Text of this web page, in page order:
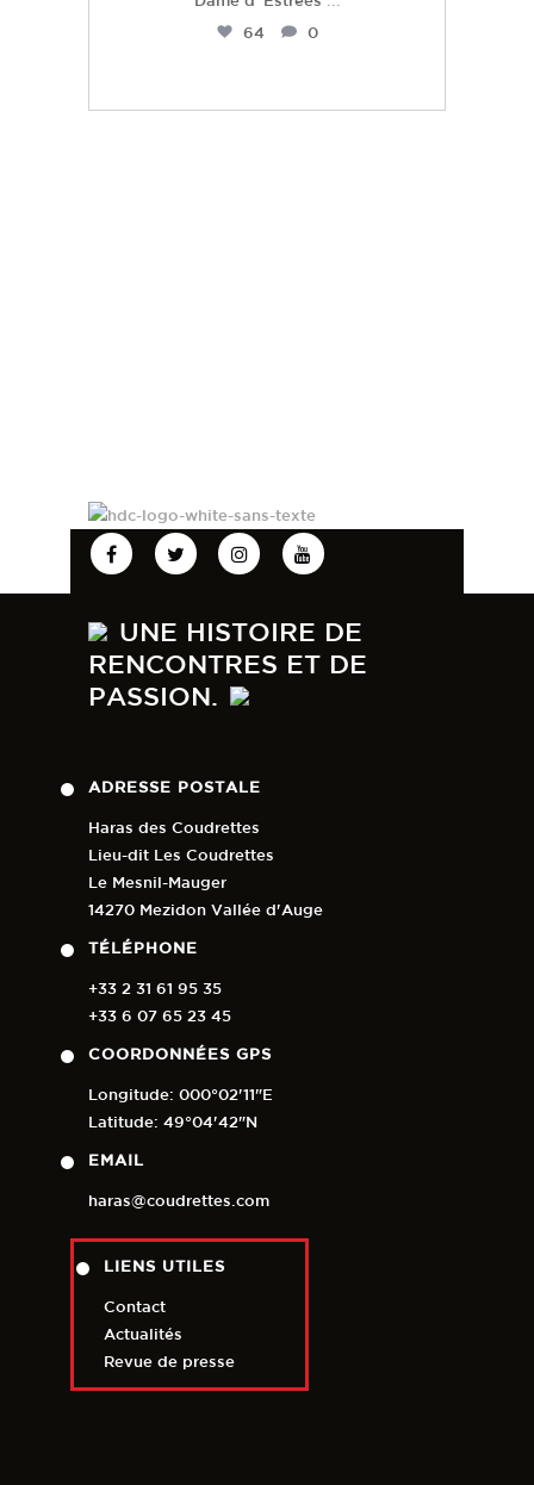
64
0
UNE HISTOIRE DE
RENCONTRES ET DE
PASSION.
ADRESSE POSTALE
Haras des Coudrettes
Lieu-dit Les Coudrettes
Le Mesnil-Mauger
14270 Mezidon Vallée d'Auge
TÉLÉPHONE
+33 2 31 61 95 35
+33 6 07 65 23 45
COORDONNÉES GPS
Longitude: 000°02'11"E
Latitude: 49°04'42"N
EMAIL
haras@coudrettes.com
LIENS UTILES
Contact
Actualités
Revue de presse